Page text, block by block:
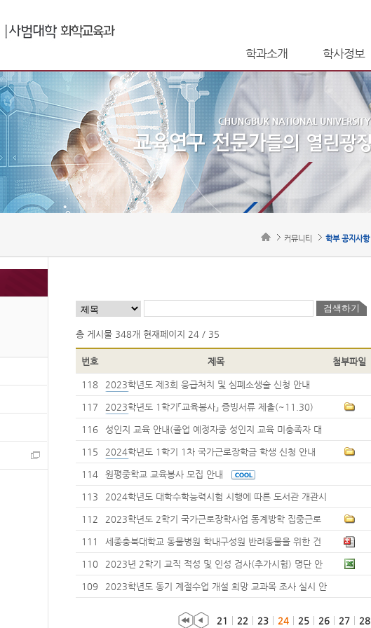
학과소개 학사정보
커뮤니티 학부 공지사항
총 게시물 348개 현재페이지 24 / 35
번호 제목 첨부파일
118 2023학년도 제3회 응급처치 및 심폐소생술 신청 안내
117 2023학년도 1학기「교육봉사」 증빙서류 제출(~11.30)
116
성인지 교육 안내(졸업 예정자중 성인지 교육 미충족자 대
상)
115 2024학년도 1학기 1차 국가근로장학금 학생 신청 안내
114 원평중학교 교육봉사 모집 안내
113
2024학년도 대학수학능력시험 시행에 따른 도서관 개관시
간 변경
112
2023학년도 2학기 국가근로장학사업 동계방학 집중근로
프로그램 신청 안내
111
세종충북대학교 동물병원 학내구성원 반려동물을 위한 건
강검진
110
2023년 2학기 교직 적성 및 인성 검사(추가시험) 명단 안
내
109
2023학년도 동기 계절수업 개설 희망 교과목 조사 실시 안
내
21 22 23 24 25 26 27 28